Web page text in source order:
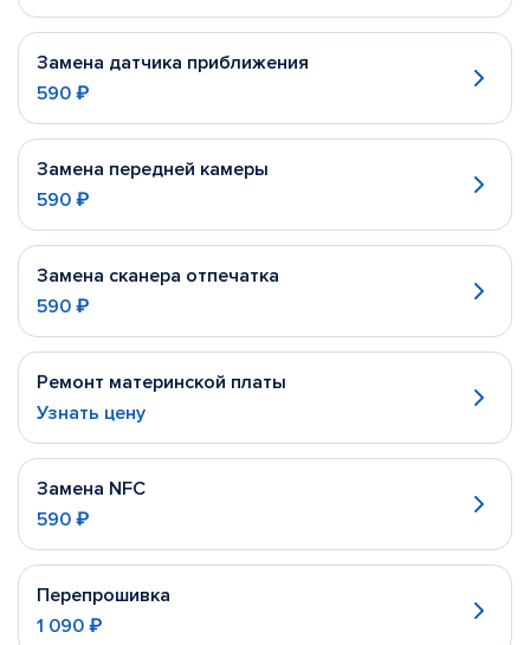
Замена датчика приближения
590 ₽
Замена передней камеры
590 ₽
Замена сканера отпечатка
590 ₽
Ремонт материнской платы
Узнать цену
Замена NFC
590 ₽
Перепрошивка
1 090 ₽